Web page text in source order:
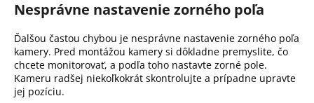
Nesprávne nastavenie zorného poľa
Ďalšou častou chybou je nesprávne nastavenie zorného poľa
kamery. Pred montážou kamery si dôkladne premyslite, čo
chcete monitorovať, a podľa toho nastavte zorné pole.
Kameru radšej niekoľkokrát skontrolujte a prípadne upravte
jej pozíciu.